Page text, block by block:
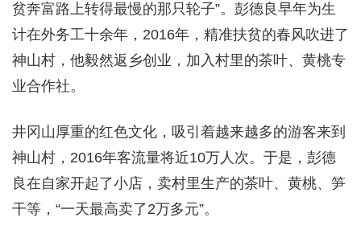
贫奔富路上转得最慢的那只轮子”。彭德良早年为生
计在外务工十余年，2016年，精准扶贫的春风吹进了
神山村，他毅然返乡创业，加入村里的茶叶、黄桃专
业合作社。
井冈山厚重的红色文化，吸引着越来越多的游客来到
神山村，2016年客流量将近10万人次。于是，彭德
良在自家开起了小店，卖村里生产的茶叶、黄桃、笋
干等，“一天最高卖了2万多元”。